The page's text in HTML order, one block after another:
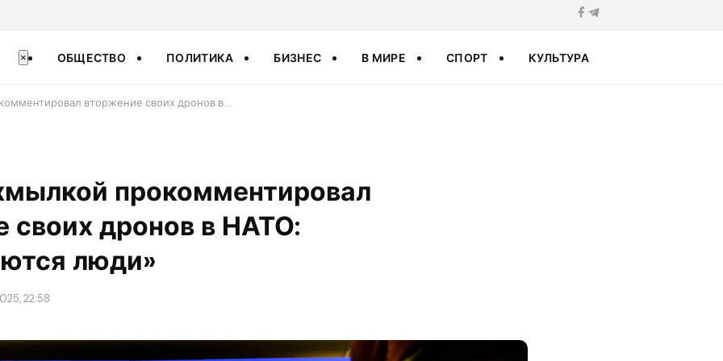
× ОБЩЕСТВО ПОЛИТИКА БИЗНЕС В МИРЕ СПОРТ КУЛЬТУРА
вторжение своих дронов в…
прокомментировал
своих дронов в НАТО:
люди»
22:58